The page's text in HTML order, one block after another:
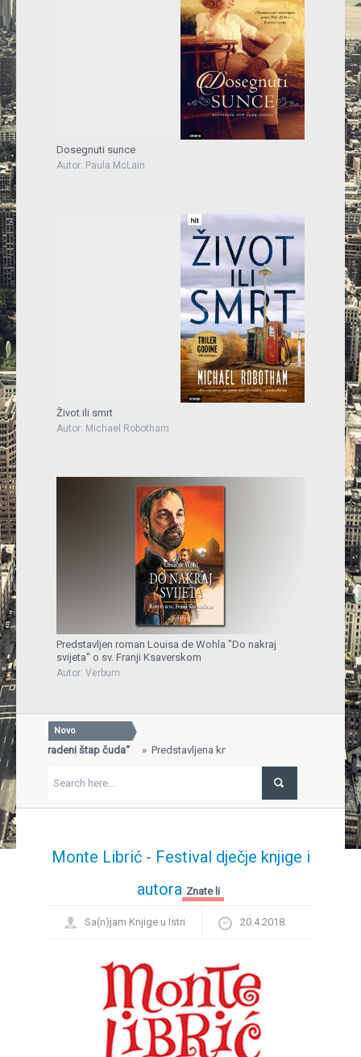
Dosegnuti sunce
Autor: Paula McLain
Život ili smrt
Autor: Michael Robotham
Predstavljen roman Louisa de Wohla "Do nakraj
svijeta" o sv. Franji Ksaverskom
Autor: Verbum
Novo
štap čuda“ Predstavljena knjiga „Will Wilder:
SVEČANA
Gavran,
za najbolje uređen štand na 29. Sarajevskom sajmu
Sajam knjiga, Sarajevo...
"Branjem"
FESTIVAL
Brešan
Povratak
BRITANIJA...
Monte Librić - Festival dječje knjige i
autora Znate li
Sa(n)jam Knjige u Istri 20.4.2018.